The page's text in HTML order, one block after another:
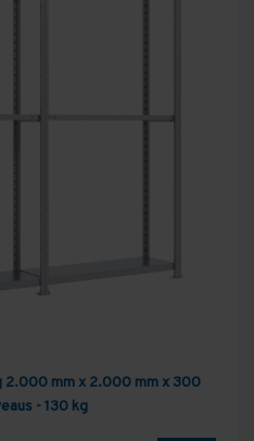
mm x 2.000 mm x 300
- 130 kg